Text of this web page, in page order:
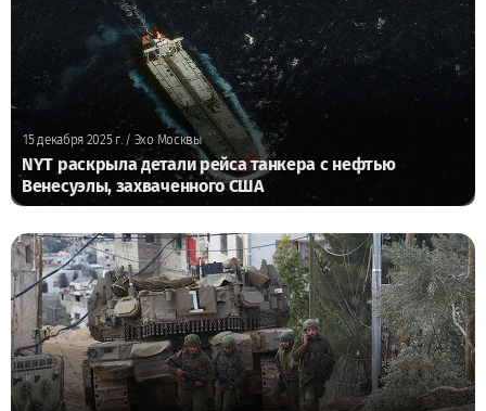
15 декабря 2025 г. / Эхо Москвы
NYT раскрыла детали рейса танкера с нефтью
Венесуэлы, захваченного США